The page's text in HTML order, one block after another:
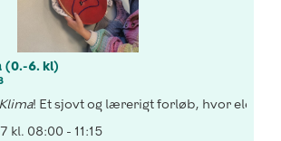
(0.-6. kl)
! Et sjovt og lærerigt forløb, hvor
kl. 08:00 - 11:15